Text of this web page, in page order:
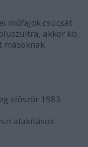
műfajok csúcsát
akkor kb.
másoknak
először 1983-
alakítások